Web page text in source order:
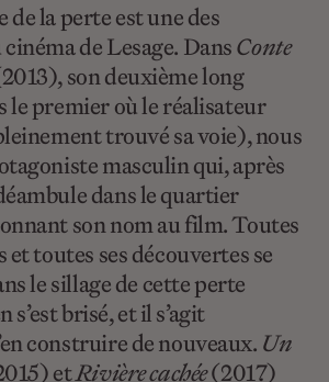
la perte est une des
de Lesage. DansConte
son deuxième long
le premier où le réalisateur
trouvé sa voie), nous
masculin qui, après
dans le quartier
son nom au film. Toutes
et toutes ses découvertes se
le sillage de cette perte
brisé, et il s’agit
construire de nouveaux. Un
etRivière cachée(2017)